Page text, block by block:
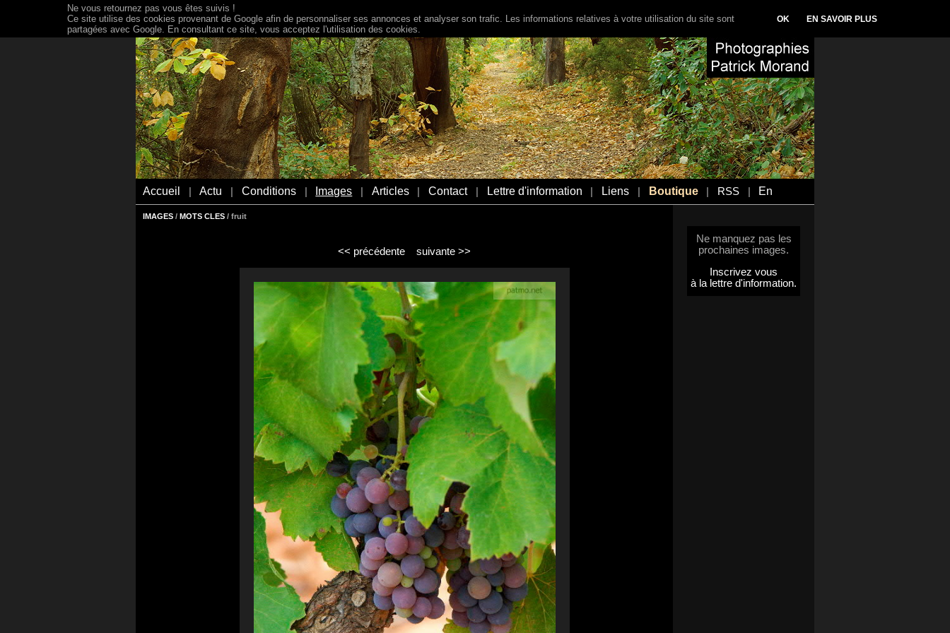
Accueil Actu Conditions Images Articles Contact Lettre d'information Liens Boutique RSS En
IMAGES / MOTS CLES / fruit
<< précédente suivante >>
Ne manquez pas les
prochaines images.
Inscrivez vous
à la lettre d'information.
Ne vous retournez pas vous êtes suivis !
Ce site utilise des cookies provenant de Google afin de personnaliser ses annonces et analyser son trafic. Les informations relatives à votre utilisation du site sont
partagées avec Google. En consultant ce site, vous acceptez l'utilisation des cookies.
OK EN SAVOIR PLUS